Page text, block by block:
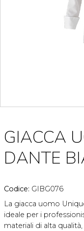
GIACCA
DANTE
Codice: GIBG076
La giacca uomo
ideale per i
materiali di alta